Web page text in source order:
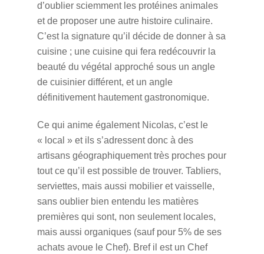
d’oublier sciemment les protéines animales
et de proposer une autre histoire culinaire.
C’est la signature qu’il décide de donner à sa
cuisine ; une cuisine qui fera redécouvrir la
beauté du végétal approché sous un angle
de cuisinier différent, et un angle
définitivement hautement gastronomique.
Ce qui anime également Nicolas, c’est le
« local » et ils s’adressent donc à des
artisans géographiquement très proches pour
tout ce qu’il est possible de trouver. Tabliers,
serviettes, mais aussi mobilier et vaisselle,
sans oublier bien entendu les matières
premières qui sont, non seulement locales,
mais aussi organiques (sauf pour 5% de ses
achats avoue le Chef). Bref il est un Chef